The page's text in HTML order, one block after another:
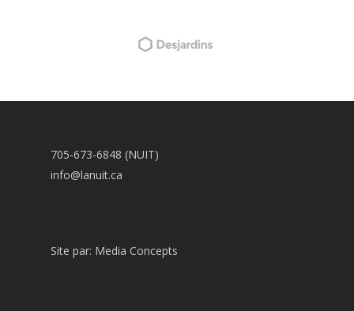
705-673-6848 (NUIT)
info@lanuit.ca
Site par: Media Concepts